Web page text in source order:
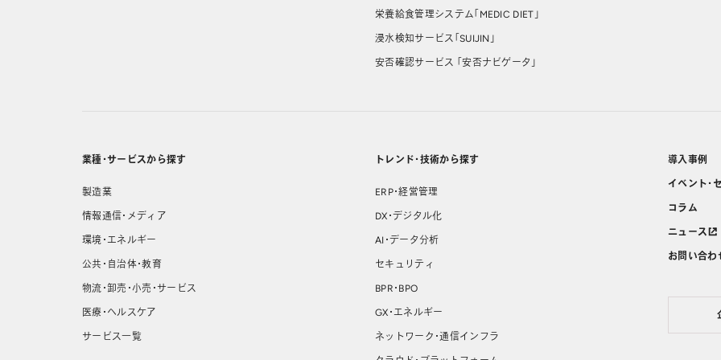
栄養給食管理システム「MEDIC DIET」
浸水検知サービス「SUIJIN」
安否確認サービス 「安否ナビゲータ」
業種・サービスから探す
製造業
情報通信・メディア
環境・エネルギー
公共・自治体・教育
物流・卸売・小売・サービス
医療・ヘルスケア
サービス一覧
トレンド・技術から探す
ERP・経営管理
DX・デジタル化
AI・データ分析
セキュリティ
BPR・BPO
GX・エネルギー
ネットワーク・通信インフラ
導入事例
イベント・
コラム
ニュース
お問い合わ